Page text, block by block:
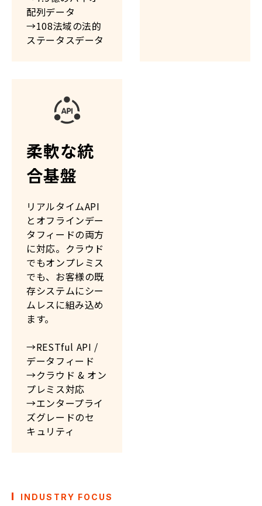
配列データ
→108法域の法的
ステータスデータ
柔軟な統
合基盤
リアルタイムAPI
とオフラインデー
タフィードの両方
に対応。クラウド
でもオンプレミス
でも、お客様の既
存システムにシー
ムレスに組み込め
ます。
→RESTful API /
データフィード
→クラウド & オン
プレミス対応
→エンタープライ
ズグレードのセ
キュリティ
INDUSTRY FOCUS